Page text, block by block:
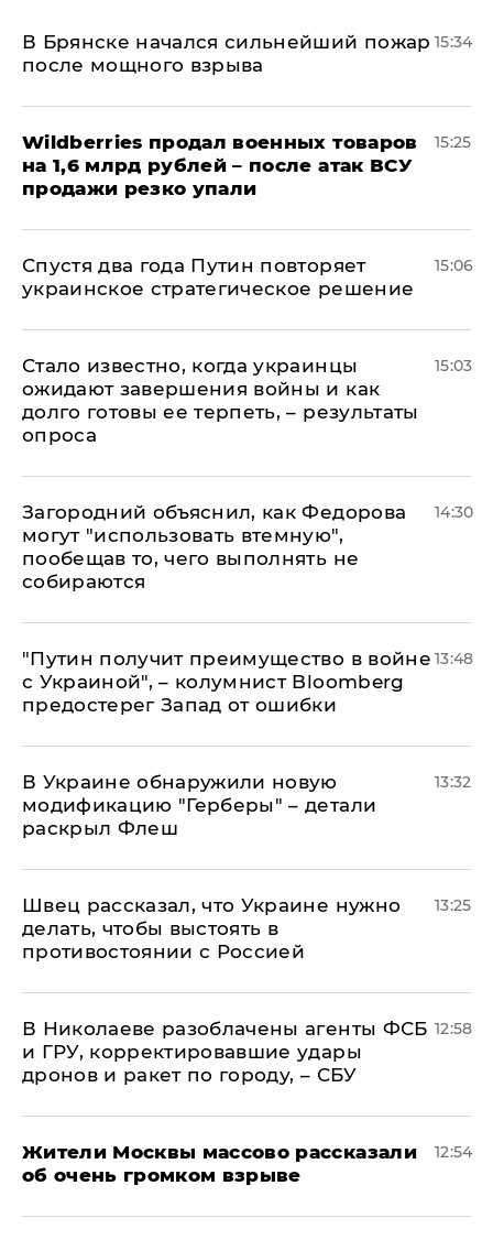
В Брянске начался сильнейший пожар
после мощного взрыва
15:34
​Wildberries продал военных товаров
на 1,6 млрд рублей – после атак ВСУ
продажи резко упали
15:25
Спустя два года Путин повторяет
украинское стратегическое решение
15:06
Стало известно, когда украинцы
ожидают завершения войны и как
долго готовы ее терпеть, – результаты
опроса
15:03
Загородний объяснил, как Федорова
могут "использовать втемную",
пообещав то, чего выполнять не
собираются
14:30
"Путин получит преимущество в войне
с Украиной", – колумнист Bloomberg
предостерег Запад от ошибки
13:48
В Украине обнаружили новую
модификацию "Герберы" – детали
раскрыл Флеш
13:32
Швец рассказал, что Украине нужно
делать, чтобы выстоять в
противостоянии с Россией
13:25
В Николаеве разоблачены агенты ФСБ
и ГРУ, корректировавшие удары
дронов и ракет по городу, – СБУ
12:58
Жители Москвы массово рассказали
об очень громком взрыве
12:54